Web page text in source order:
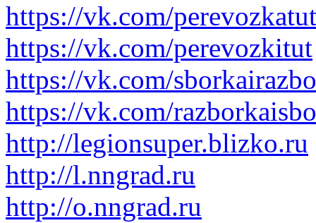
https://vk.com/perevozkatut
https://vk.com/perevozkitut
https://vk.com/
https://vk.com/
http://legionsuper.blizko.ru
http://l.nngrad.ru
http://o.nngrad.ru